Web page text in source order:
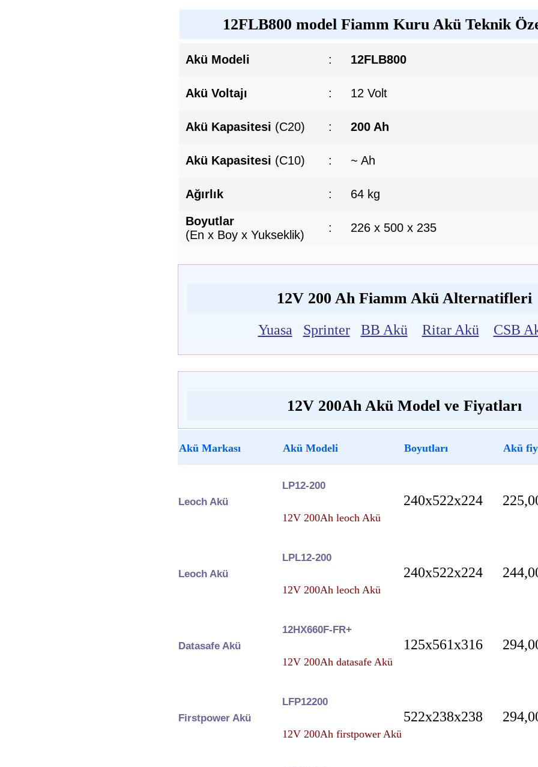
12FLB800 model Fiamm Kuru Akü Teknik
Akü Modeli : 12FLB800
Akü Voltajı : 12 Volt
Akü Kapasitesi (C20) : 200 Ah
Akü Kapasitesi (C10) : ~ Ah
Ağırlık : 64 kg
Boyutlar
(En x Boy x Yukseklik)
: 226 x 500 x 235
12V 200 Ah Fiamm Akü Alternatifleri
Yuasa Sprinter BB Akü Ritar Akü CSB
12V 200Ah Akü Model ve Fiyatları
Akü Markası Akü Modeli Boyutları Akü
Leoch Akü
LP12-200
12V 200Ah leoch Akü
240x522x224
Leoch Akü
LPL12-200
12V 200Ah leoch Akü
240x522x224
Datasafe Akü
12HX660F-FR+
12V 200Ah datasafe Akü
125x561x316
Firstpower Akü
LFP12200
12V 200Ah firstpower Akü
522x238x238